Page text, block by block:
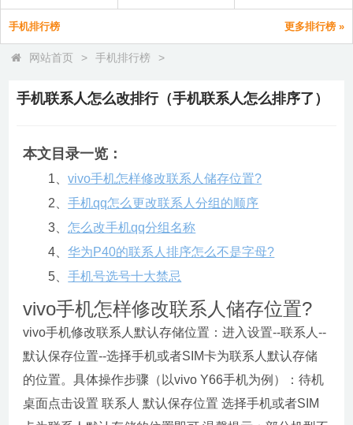
手机排行榜 更多排行榜 »
网站首页 > 手机排行榜 >
手机联系人怎么改排行（手机联系人怎么排序了）
本文目录一览：
1、vivo手机怎样修改联系人储存位置?
2、手机qq怎么更改联系人分组的顺序
3、怎么改手机qq分组名称
4、华为P40的联系人排序怎么不是字母?
5、手机号选号十大禁忌
vivo手机怎样修改联系人储存位置?
vivo手机修改联系人默认存储位置：进入设置--联系人--
默认保存位置--选择手机或者SIM卡为联系人默认存储
的位置。具体操作步骤（以vivo Y66手机为例）：待机
桌面点击设置 联系人 默认保存位置 选择手机或者SIM